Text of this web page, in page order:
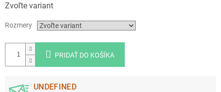
cena:
Zvoľte variant
Rozmery
PRIDAŤ DO KOŠÍKA
UNDEFINED